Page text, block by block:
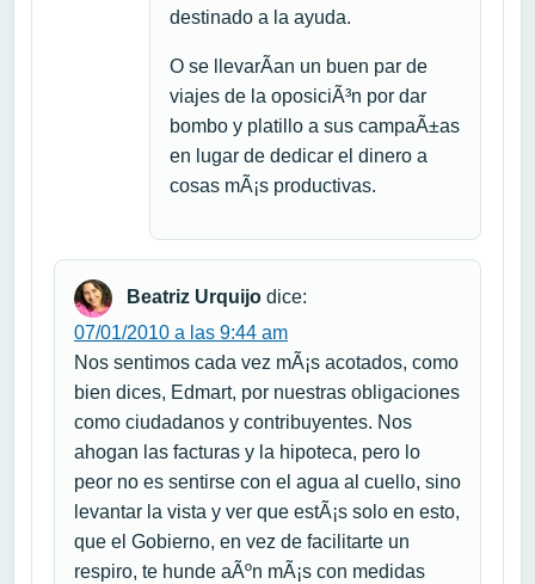
destinado a la ayuda.
O se llevarÃ­an un buen par de
viajes de la oposiciÃ³n por dar
bombo y platillo a sus campaÃ±as
en lugar de dedicar el dinero a
cosas mÃ¡s productivas.
Beatriz Urquijo dice:
07/01/2010 a las 9:44 am
Nos sentimos cada vez mÃ¡s acotados, como
bien dices, Edmart, por nuestras obligaciones
como ciudadanos y contribuyentes. Nos
ahogan las facturas y la hipoteca, pero lo
peor no es sentirse con el agua al cuello, sino
levantar la vista y ver que estÃ¡s solo en esto,
que el Gobierno, en vez de facilitarte un
respiro, te hunde aÃºn mÃ¡s con medidas